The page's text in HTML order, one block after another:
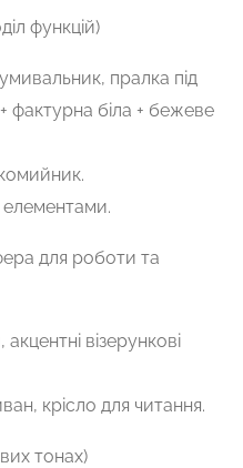
функцій)
пралка під
фактурна біла + бежеве
елементами.
для роботи та
візерункові
крісло для читання.
тонах)